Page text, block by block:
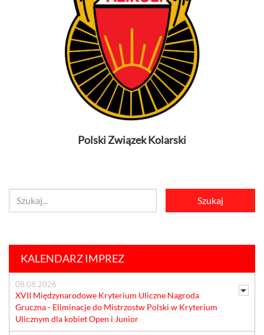
Polski Związek Kolarski
KALENDARZ IMPREZ
08.08.2026
XVII Międzynarodowe Kryterium Uliczne Nagroda
Gruczna - Eliminacje do Mistrzostw Polski w Kryterium
Ulicznym dla kobiet Open i Junior